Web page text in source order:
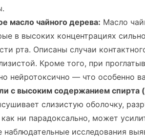
масло чайного дерева: Масло
в высоких концентрациях
рта. Описаны случаи
Кроме того, при
нейротоксично — что особенно
с высоким содержанием спирта
слизистую оболочку,
ни парадоксально, может
наблюдательные исследования